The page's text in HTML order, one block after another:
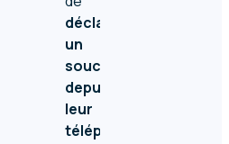
déclarer
un
souci
depuis
leur
téléphone.